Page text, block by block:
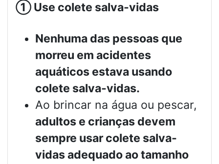
① Use colete salva-vidas
Nenhuma das pessoas que
morreu em acidentes
aquáticos estava usando
colete salva-vidas.
Ao brincar na água ou pescar,
adultos e crianças devem
sempre usar colete salva-
vidas adequado ao tamanho